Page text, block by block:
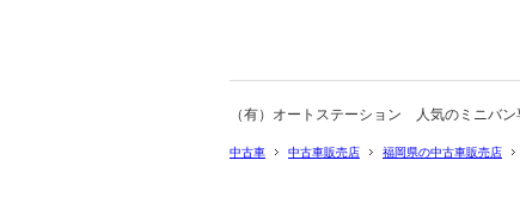
（有）オートステーション 人気のミニバ
中古車 中古車販売店 福岡県の中古車販売店